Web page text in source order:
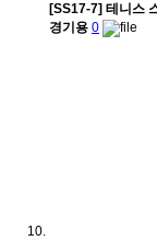
[SS17-7] 테니스
경기용 0